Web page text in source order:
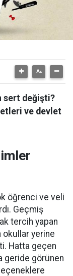
sert değişti?
ve devlet
öğrenci ve veli
Geçmiş
tercih yapan
okullar yerine
Hatta geçen
geride görünen